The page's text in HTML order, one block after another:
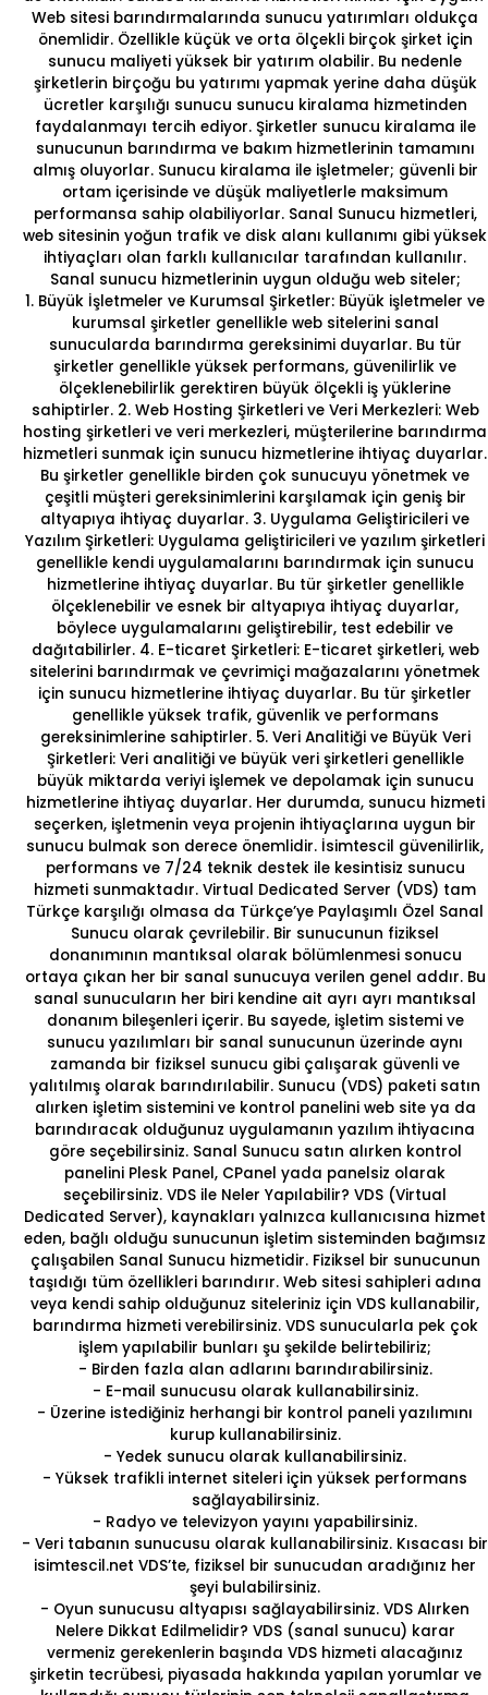
Web sitesi barındırmalarında sunucu yatırımları oldukça
önemlidir. Özellikle küçük ve orta ölçekli birçok şirket için
sunucu maliyeti yüksek bir yatırım olabilir. Bu nedenle
şirketlerin birçoğu bu yatırımı yapmak yerine daha düşük
ücretler karşılığı sunucu sunucu kiralama hizmetinden
faydalanmayı tercih ediyor. Şirketler sunucu kiralama ile
sunucunun barındırma ve bakım hizmetlerinin tamamını
almış oluyorlar. Sunucu kiralama ile işletmeler; güvenli bir
ortam içerisinde ve düşük maliyetlerle maksimum
performansa sahip olabiliyorlar. Sanal Sunucu hizmetleri,
web sitesinin yoğun trafik ve disk alanı kullanımı gibi yüksek
ihtiyaçları olan farklı kullanıcılar tarafından kullanılır.
Sanal sunucu hizmetlerinin uygun olduğu web siteler;
1. Büyük İşletmeler ve Kurumsal Şirketler: Büyük işletmeler ve
kurumsal şirketler genellikle web sitelerini sanal
sunucularda barındırma gereksinimi duyarlar. Bu tür
şirketler genellikle yüksek performans, güvenilirlik ve
ölçeklenebilirlik gerektiren büyük ölçekli iş yüklerine
sahiptirler. 2. Web Hosting Şirketleri ve Veri Merkezleri: Web
hosting şirketleri ve veri merkezleri, müşterilerine barındırma
hizmetleri sunmak için sunucu hizmetlerine ihtiyaç duyarlar.
Bu şirketler genellikle birden çok sunucuyu yönetmek ve
çeşitli müşteri gereksinimlerini karşılamak için geniş bir
altyapıya ihtiyaç duyarlar. 3. Uygulama Geliştiricileri ve
Yazılım Şirketleri: Uygulama geliştiricileri ve yazılım şirketleri
genellikle kendi uygulamalarını barındırmak için sunucu
hizmetlerine ihtiyaç duyarlar. Bu tür şirketler genellikle
ölçeklenebilir ve esnek bir altyapıya ihtiyaç duyarlar,
böylece uygulamalarını geliştirebilir, test edebilir ve
dağıtabilirler. 4. E-ticaret Şirketleri: E-ticaret şirketleri, web
sitelerini barındırmak ve çevrimiçi mağazalarını yönetmek
için sunucu hizmetlerine ihtiyaç duyarlar. Bu tür şirketler
genellikle yüksek trafik, güvenlik ve performans
gereksinimlerine sahiptirler. 5. Veri Analitiği ve Büyük Veri
Şirketleri: Veri analitiği ve büyük veri şirketleri genellikle
büyük miktarda veriyi işlemek ve depolamak için sunucu
hizmetlerine ihtiyaç duyarlar. Her durumda, sunucu hizmeti
seçerken, işletmenin veya projenin ihtiyaçlarına uygun bir
sunucu bulmak son derece önemlidir. İsimtescil güvenilirlik,
performans ve 7/24 teknik destek ile kesintisiz sunucu
hizmeti sunmaktadır. Virtual Dedicated Server (VDS) tam
Türkçe karşılığı olmasa da Türkçe’ye Paylaşımlı Özel Sanal
Sunucu olarak çevrilebilir. Bir sunucunun fiziksel
donanımının mantıksal olarak bölümlenmesi sonucu
ortaya çıkan her bir sanal sunucuya verilen genel addır. Bu
sanal sunucuların her biri kendine ait ayrı ayrı mantıksal
donanım bileşenleri içerir. Bu sayede, işletim sistemi ve
sunucu yazılımları bir sanal sunucunun üzerinde aynı
zamanda bir fiziksel sunucu gibi çalışarak güvenli ve
yalıtılmış olarak barındırılabilir. Sunucu (VDS) paketi satın
alırken işletim sistemini ve kontrol panelini web site ya da
barındıracak olduğunuz uygulamanın yazılım ihtiyacına
göre seçebilirsiniz. Sanal Sunucu satın alırken kontrol
panelini Plesk Panel, CPanel yada panelsiz olarak
seçebilirsiniz. VDS ile Neler Yapılabilir? VDS (Virtual
Dedicated Server), kaynakları yalnızca kullanıcısına hizmet
eden, bağlı olduğu sunucunun işletim sisteminden bağımsız
çalışabilen Sanal Sunucu hizmetidir. Fiziksel bir sunucunun
taşıdığı tüm özellikleri barındırır. Web sitesi sahipleri adına
veya kendi sahip olduğunuz siteleriniz için VDS kullanabilir,
barındırma hizmeti verebilirsiniz. VDS sunucularla pek çok
işlem yapılabilir bunları şu şekilde belirtebiliriz;
- Birden fazla alan adlarını barındırabilirsiniz.
- E-mail sunucusu olarak kullanabilirsiniz.
- Üzerine istediğiniz herhangi bir kontrol paneli yazılımını
kurup kullanabilirsiniz.
- Yedek sunucu olarak kullanabilirsiniz.
- Yüksek trafikli internet siteleri için yüksek performans
sağlayabilirsiniz.
- Radyo ve televizyon yayını yapabilirsiniz.
- Veri tabanın sunucusu olarak kullanabilirsiniz. Kısacası bir
isimtescil.net VDS’te, fiziksel bir sunucudan aradığınız her
şeyi bulabilirsiniz.
- Oyun sunucusu altyapısı sağlayabilirsiniz. VDS Alırken
Nelere Dikkat Edilmelidir? VDS (sanal sunucu) karar
vermeniz gerekenlerin başında VDS hizmeti alacağınız
şirketin tecrübesi, piyasada hakkında yapılan yorumlar ve